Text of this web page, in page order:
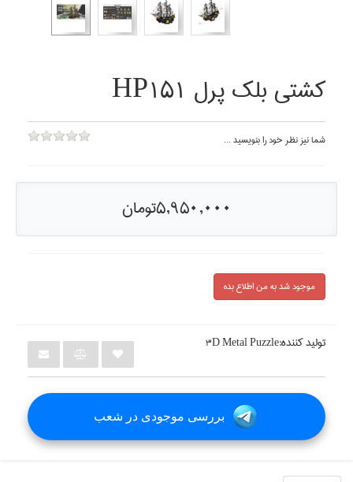
كشتي بلك پرل HP151
شما نيز نظر خود را بنويسيد ...
5,950,000تومان
موجود شد به من اطلاع بده
تولید کننده:3D Metal Puzzle
بررسی موجودی در شعب